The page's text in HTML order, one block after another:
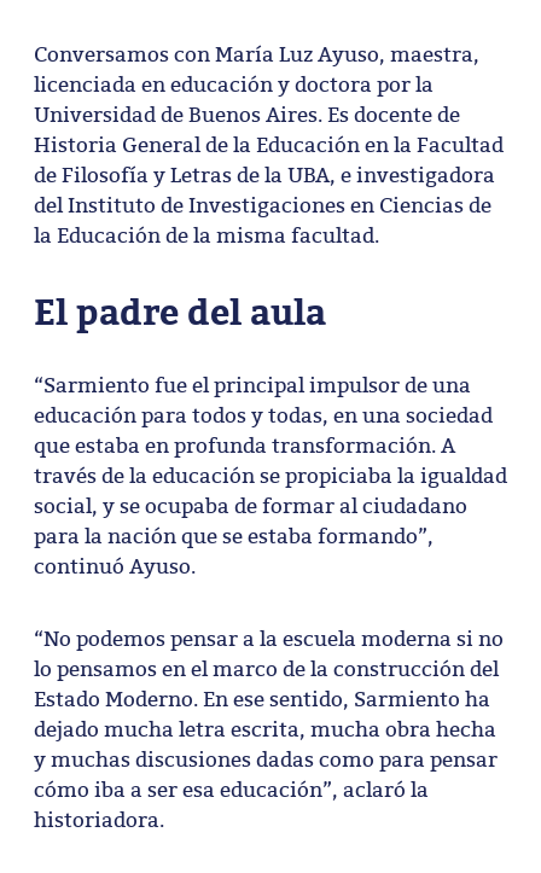
Conversamos con María Luz Ayuso, maestra,
licenciada en educación y doctora por la
Universidad de Buenos Aires. Es docente de
Historia General de la Educación en la Facultad
de Filosofía y Letras de la UBA, e investigadora
del Instituto de Investigaciones en Ciencias de
la Educación de la misma facultad.
El padre del aula
“Sarmiento fue el principal impulsor de una
educación para todos y todas, en una sociedad
que estaba en profunda transformación. A
través de la educación se propiciaba la igualdad
social, y se ocupaba de formar al ciudadano
para la nación que se estaba formando”,
continuó Ayuso.
“No podemos pensar a la escuela moderna si no
lo pensamos en el marco de la construcción del
Estado Moderno. En ese sentido, Sarmiento ha
dejado mucha letra escrita, mucha obra hecha
y muchas discusiones dadas como para pensar
cómo iba a ser esa educación”, aclaró la
historiadora.